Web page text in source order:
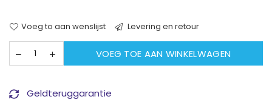
Voeg to aan wenslijst Levering en retour
VOEG TOE AAN WINKELWAGEN
Geldteruggarantie